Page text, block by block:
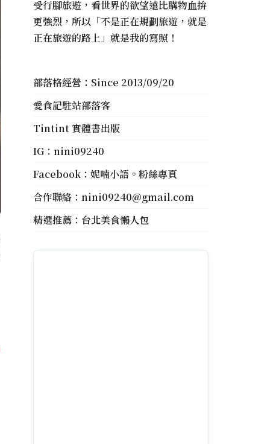
受行腳旅遊，看世界的欲望遠比購物血拚
更強烈，所以「不是正在規劃旅遊，就是
正在旅遊的路上」就是我的寫照！
部落格經營：Since 2013/09/20
愛食記駐站部落客
Tintint 實體書出版
IG：nini09240
Facebook：妮喃小語。粉絲專頁
合作聯絡：nini09240@gmail.com
精選推薦： 台北美食懶人包